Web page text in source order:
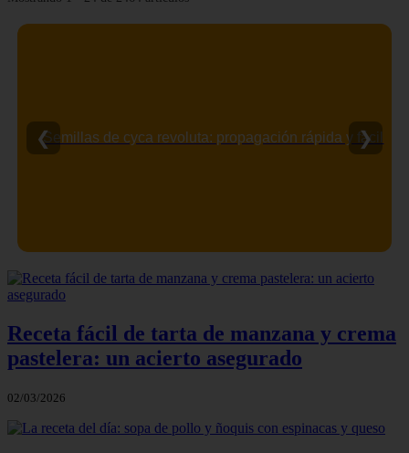
Semillas de cyca revoluta: propagación rápida y fácil
❮ ❯
Receta fácil de tarta de manzana y crema
pastelera: un acierto asegurado
02/03/2026